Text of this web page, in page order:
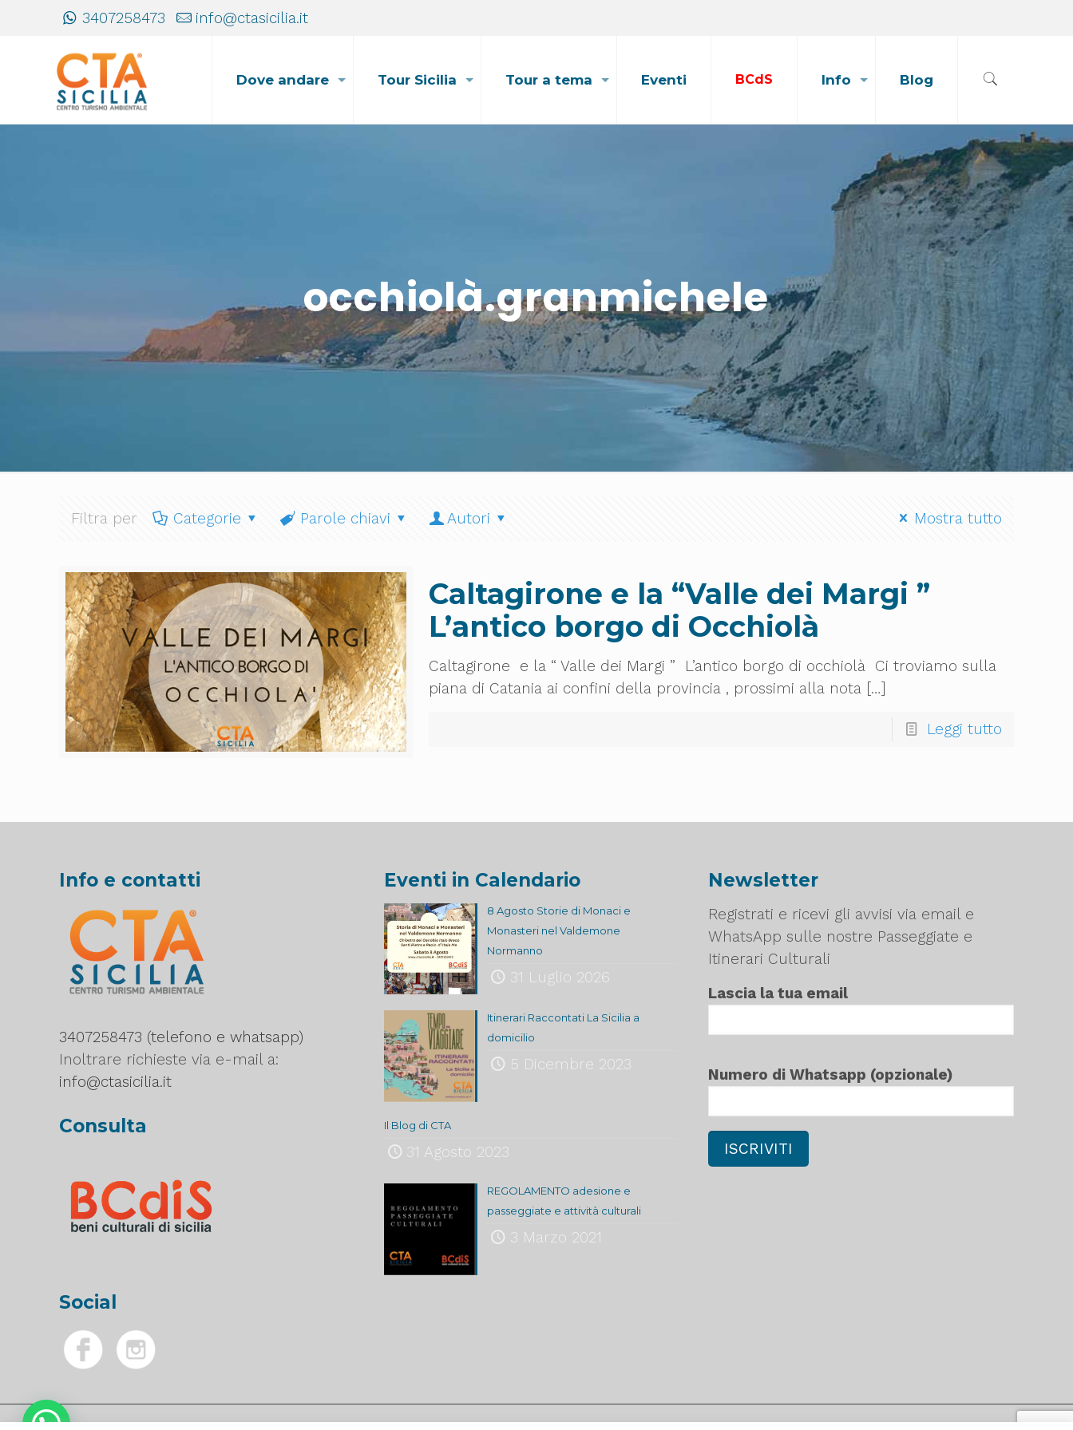
3407258473 info@ctasicilia.it
Dove andare Tour Sicilia Tour a tema Eventi BCdS Info Blog
occhiolà.granmichele
Filtra per Categorie Parole chiavi Autori Mostra tutto
Caltagirone e la “Valle dei Margi ”
L’antico borgo di Occhiolà
Caltagirone e la “ Valle dei Margi ” L’antico borgo di occhiolà Ci troviamo sulla
piana di Catania ai confini della provincia , prossimi alla nota[…]
Leggi tutto
Info e contatti
3407258473 (telefono e whatsapp)
Inoltrare richieste via e-mail a:
info@ctasicilia.it
Consulta
Social
Eventi in Calendario
8 Agosto Storie di Monaci e
Monasteri nel Valdemone
Normanno
31 Luglio 2026
Itinerari Raccontati La Sicilia a
domicilio
5 Dicembre 2023
Il Blog di CTA
31 Agosto 2023
REGOLAMENTO adesione e
passeggiate e attività culturali
3 Marzo 2021
Newsletter
Registrati e ricevi gli avvisi via email e
WhatsApp sulle nostre Passeggiate e
Itinerari Culturali
Lascia la tua email
Numero di Whatsapp (opzionale)